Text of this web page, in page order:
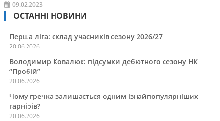
09.02.2023
ОСТАННІ НОВИНИ
Перша ліга: склад учасників сезону 2026/27
20.06.2026
Володимир Ковалюк: підсумки дебютного сезону НК
“Пробій”
20.06.2026
Чому гречка залишається одним ізнайпопулярніших
гарнірів?
20.06.2026